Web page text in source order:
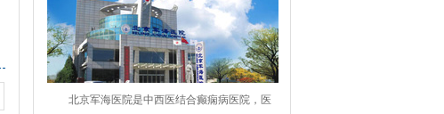
北京军海医院是中西医结合癫痫病医院，医